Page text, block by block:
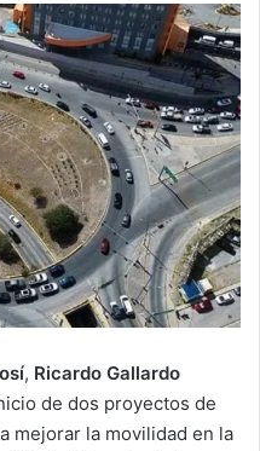
, Ricardo Gallardo
de dos proyectos de
mejorar la movilidad en la